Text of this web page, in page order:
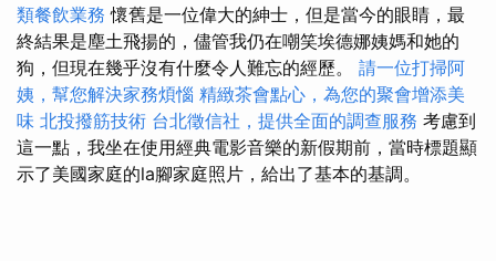
類餐飲業務 懷舊是一位偉大的紳士，但是當今的眼睛，最
終結果是塵土飛揚的，儘管我仍在嘲笑埃德娜姨媽和她的
狗，但現在幾乎沒有什麼令人難忘的經歷。 請一位打掃阿
姨，幫您解決家務煩惱 精緻茶會點心，為您的聚會增添美
味 北投撥筋技術 台北徵信社，提供全面的調查服務 考慮到
這一點，我坐在使用經典電影音樂的新假期前，當時標題顯
示了美國家庭的la腳家庭照片，給出了基本的基調。